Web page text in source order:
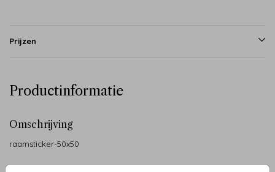
Prijzen
Productinformatie
Omschrijving
raamsticker-50x50